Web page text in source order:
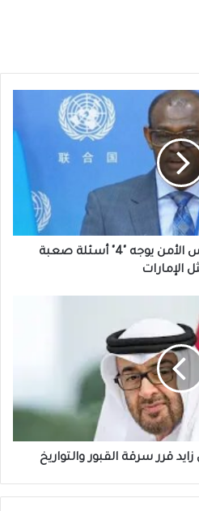
مندوب السىودان بمجلس الأمن يوجه "4" أسئلة صعبة
الإمارات
قرر سرقة القبور والتواريخ